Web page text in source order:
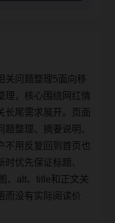
关问题整理5面向移
理，核心围绕网红情
长尾需求展开。页面
整理、摘要说明、
不用反复回到首页也
优先保证标题、
、alt、title和正文关
而没有实际阅读价